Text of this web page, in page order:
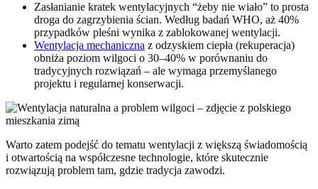
Zasłanianie kratek wentylacyjnych “żeby nie wiało” to prosta
droga do zagrzybienia ścian. Według badań WHO, aż 40%
przypadków pleśni wynika z zablokowanej wentylacji.
Wentylacja mechaniczna z odzyskiem ciepła (rekuperacja)
obniża poziom wilgoci o 30–40% w porównaniu do
tradycyjnych rozwiązań – ale wymaga przemyślanego
projektu i regularnej konserwacji.
Warto zatem podejść do tematu wentylacji z większą świadomością
i otwartością na współczesne technologie, które skutecznie
rozwiązują problem tam, gdzie tradycja zawodzi.